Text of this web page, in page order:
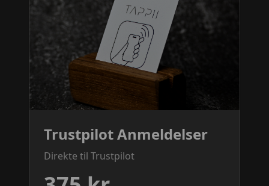
Trustpilot Anmeldelser
Direkte til Trustpilot